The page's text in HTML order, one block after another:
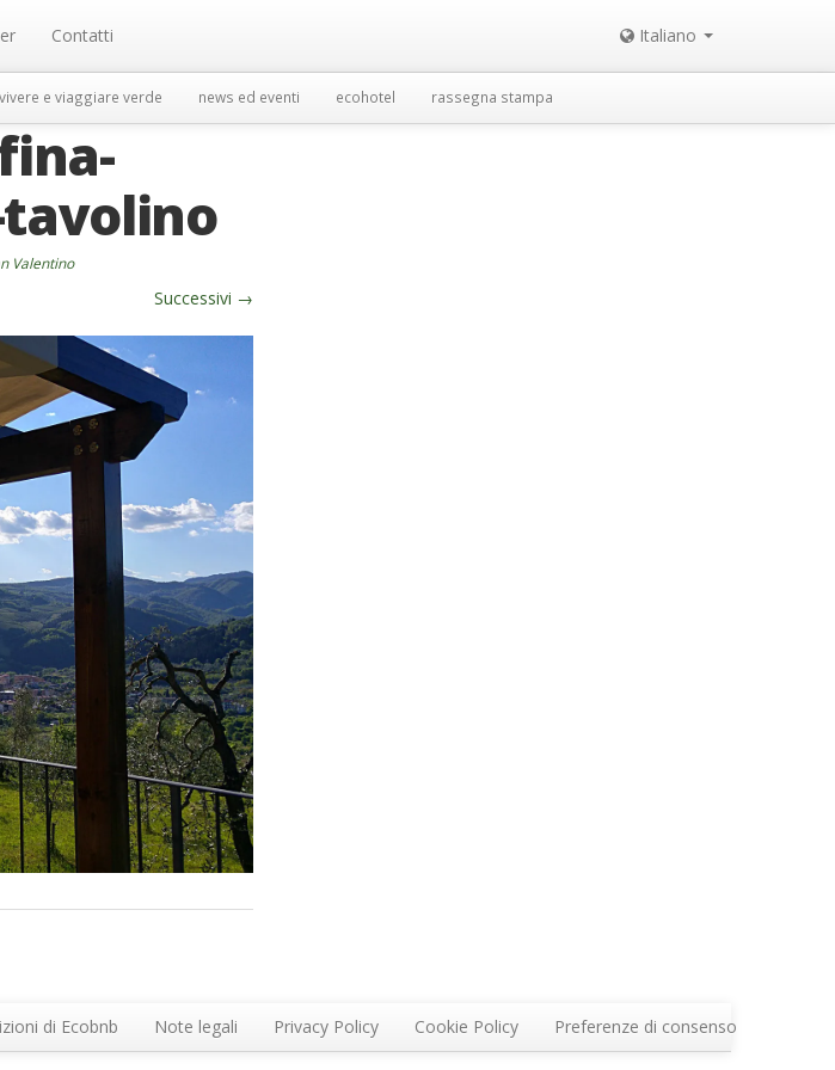
Contatti Italiano
vivere e viaggiare verde news ed eventi ecohotel rassegna stampa
Valentino
Successivi →
di Ecobnb Note legali Privacy Policy Cookie Policy Preferenze di consenso